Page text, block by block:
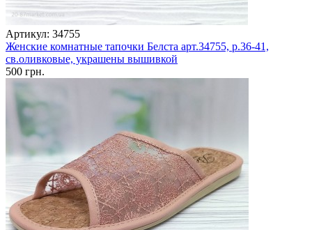
Артикул: 34755
Женские комнатные тапочки Белста арт.34755, р.36-41,
св.оливковые, украшены вышивкой
500 грн.